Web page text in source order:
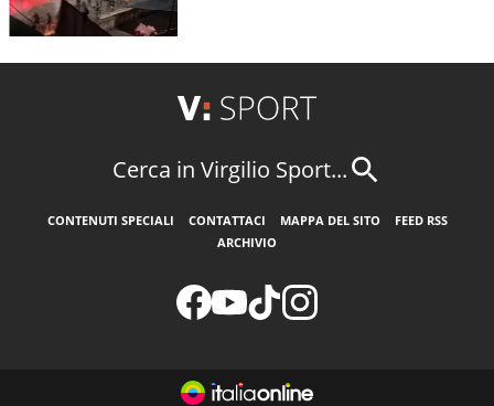
Cerca in Virgilio Sport...
CONTENUTI SPECIALI CONTATTACI MAPPA DEL SITO
FEED RSS
ARCHIVIO